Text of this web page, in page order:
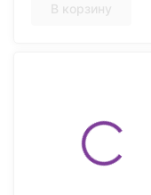
В корзину